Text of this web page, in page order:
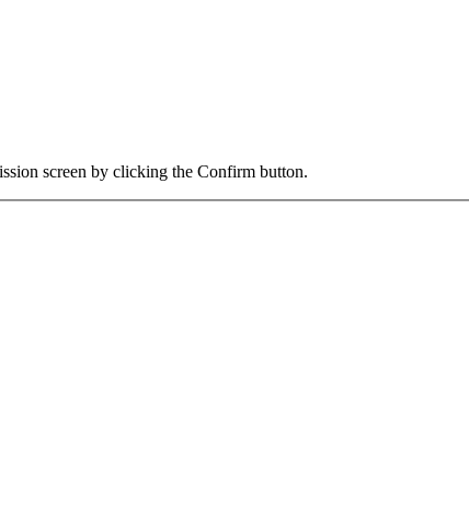
screen by clicking the Confirm button.